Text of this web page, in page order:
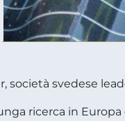
società svedese
ricerca in